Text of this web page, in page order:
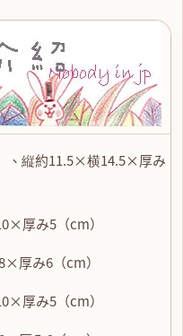
、縦約11.5×横14.5×厚み
厚み5（cm）
厚み6（cm）
厚み5（cm）